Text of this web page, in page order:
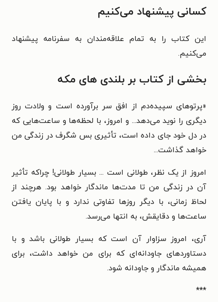
کسانی پیشنهاد می‌کنیم
این کتاب را به تمام علاقه‌مندان به سفرنامه‌ پیشنهاد
می‌کنیم.
بخشی از کتاب بر بلندی های مکه
«پرتوهای سپیده‌دم از افق سر برآورده است و ولادت روز
دیگری را نوید می‌دهد... و امروز، با لحظه‌ها و ساعت‌هایی که
در دل خود جای داده است، تأثیری بس شگرف در زندگی من
خواهد گذاشت...
امروز از یک نظر، طولانی است ... بسیار طولانی! چراکه تأثیر
آن در زندگی من تا مدت‌ها ماندگار خواهد بود. هرچند از
لحاظ زمانی، با دیگر روزها تفاوتی ندارد و با پایان یافتن
ساعت‌ها و دقایقش، به انتها می‌رسد.
آری، امروز سزاوار آن است که بسیار طولانی باشد و با
دستاوردهای جاودانه‌ای که برای من خواهد داشت، برای
همیشه ماندگار و جاودانه شود.
***